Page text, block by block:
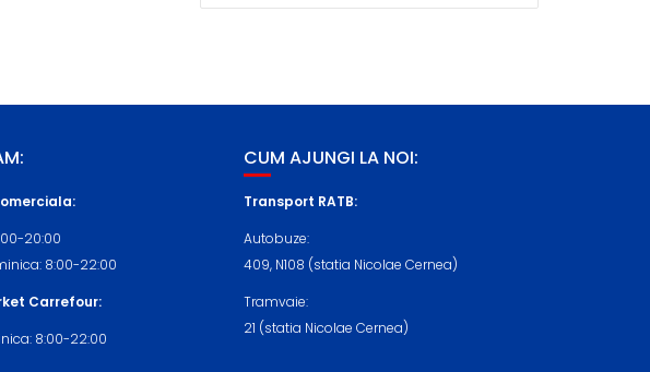
20:00
8:00-22:00
Carrefour:
8:00-22:00
CUM AJUNGI LA NOI:
Transport RATB:
Autobuze:
409, N108 (statia Nicolae Cernea)
Tramvaie:
21 (statia Nicolae Cernea)